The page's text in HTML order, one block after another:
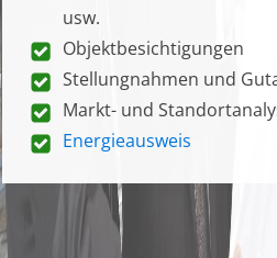
usw.
Objektbesichtigungen
Stellungnahmen und
Markt- und
Energieausweis